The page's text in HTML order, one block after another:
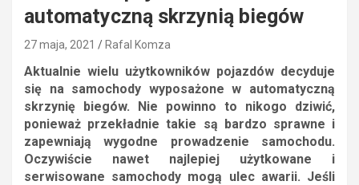
automatyczną skrzynią biegów
27 maja, 2021 Rafal Komza
Aktualnie wielu użytkowników pojazdów decyduje
się na samochody wyposażone w automatyczną
skrzynię biegów. Nie powinno to nikogo dziwić,
ponieważ przekładnie takie są bardzo sprawne i
zapewniają wygodne prowadzenie samochodu.
Oczywiście nawet najlepiej użytkowane i
serwisowane samochody mogą ulec awarii. Jeśli